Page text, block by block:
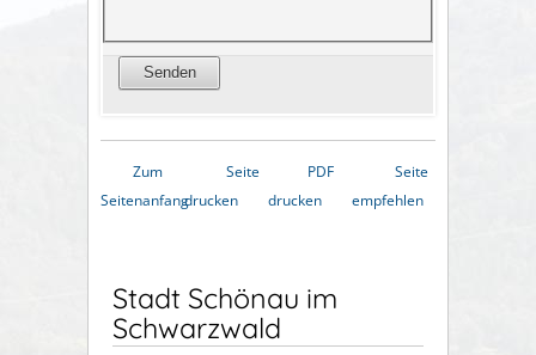
Zum
Seitenanfang
Seite
drucken
PDF
drucken
Seite
empfehlen
Stadt Schönau im
Schwarzwald